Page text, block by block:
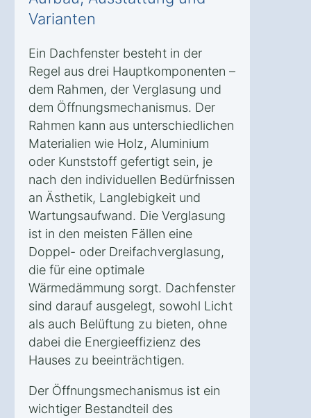
Varianten
Ein Dachfenster besteht in der
Regel aus drei Hauptkomponenten –
dem Rahmen, der Verglasung und
dem Öffnungsmechanismus. Der
Rahmen kann aus unterschiedlichen
Materialien wie Holz, Aluminium
oder Kunststoff gefertigt sein, je
nach den individuellen Bedürfnissen
an Ästhetik, Langlebigkeit und
Wartungsaufwand. Die Verglasung
ist in den meisten Fällen eine
Doppel- oder Dreifachverglasung,
die für eine optimale
Wärmedämmung sorgt. Dachfenster
sind darauf ausgelegt, sowohl Licht
als auch Belüftung zu bieten, ohne
dabei die Energieeffizienz des
Hauses zu beeinträchtigen.
Der Öffnungsmechanismus ist ein
wichtiger Bestandteil des